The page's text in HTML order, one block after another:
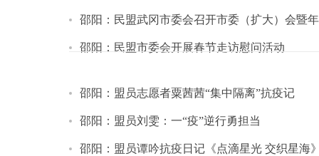
邵阳：民盟武冈市委会召开市委（扩大）会暨
邵阳：民盟市委会开展春节走访慰问活动
邵阳：盟员志愿者粟茜茜“集中隔离”抗疫记
邵阳：盟员刘雯：一“疫”逆行勇担当
邵阳：盟员谭吟抗疫日记《点滴星光 交织星海